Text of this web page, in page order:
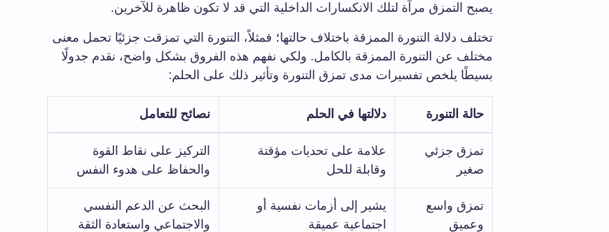
يصبح التمزق مرآة لتلك الانكسارات الداخلية التي قد لا تكون ظاهرة للآخرين.
تختلف دلالة التنورة الممزقة باختلاف حالتها؛ فمثلاً، التنورة التي تمزقت جزئيًا تحمل معنى
مختلف عن التنورة الممزقة بالكامل. ولكي نفهم هذه الفروق بشكل واضح، نقدم جدولًا
بسيطًا يلخص تفسيرات مدى تمزق التنورة وتأثير ذلك على الحلم:
حالة التنورة دلالتها في الحلم نصائح للتعامل
تمزق جزئي
صغير
علامة على تحديات مؤقتة
وقابلة للحل
التركيز على نقاط القوة
والحفاظ على هدوء النفس
تمزق واسع
وعميق
يشير إلى أزمات نفسية أو
اجتماعية عميقة
البحث عن الدعم النفسي
والاجتماعي واستعادة الثقة